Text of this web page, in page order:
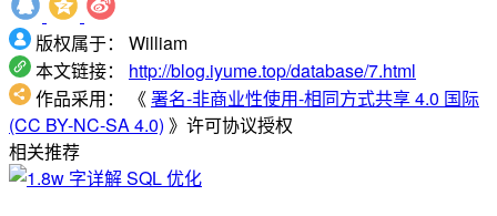
版权属于：
William
本文链接：
http://blog.iyume.top/database/7.html
作品采用：
《署名-非商业性使用-相同方式共享 4.0 国际
(CC BY-NC-SA 4.0) 》许可协议授权
相关推荐